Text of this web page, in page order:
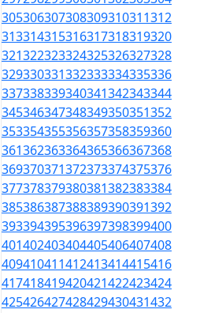
305306307308309310311312
313314315316317318319320
321322323324325326327328
329330331332333334335336
337338339340341342343344
345346347348349350351352
353354355356357358359360
361362363364365366367368
369370371372373374375376
377378379380381382383384
385386387388389390391392
393394395396397398399400
401402403404405406407408
409410411412413414415416
417418419420421422423424
425426427428429430431432